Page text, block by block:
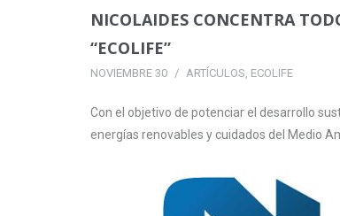
NICOLAIDES CONCENTRA
“ECOLIFE”
NOVIEMBRE 30 ARTÍCULOS, ECOLIFE
Con el objetivo de potenciar el desarrollo
energías renovables y cuidados del Medio